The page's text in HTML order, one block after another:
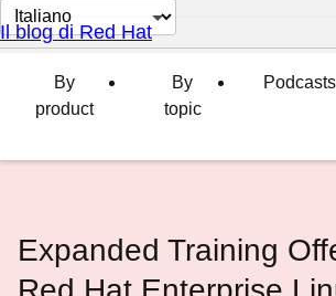
Cambia
lingua
Il blog di Red Hat
By
product
By
topic
Podcasts
Expanded Training